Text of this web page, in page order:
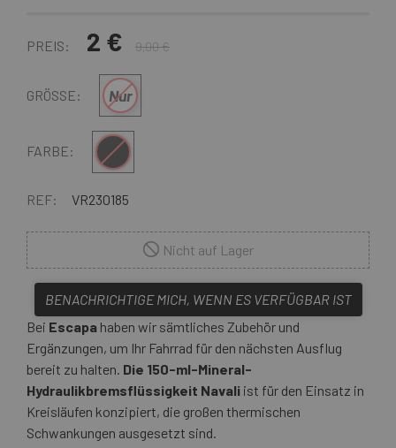
PREIS: 2 € 9,00 €
GRÖSSE: Nur
FARBE: Multi
REF: VR230185
Nicht auf Lager
BENACHRICHTIGE MICH, WENN ES VERFÜGBAR IST
Bei Escapa haben wir sämtliches Zubehör und
Ergänzungen, um Ihr Fahrrad für den nächsten Ausflug
bereit zu halten. Die 150-ml-Mineral-
Hydraulikbremsflüssigkeit Navali ist für den Einsatz in
Kreisläufen konzipiert, die großen thermischen
Schwankungen ausgesetzt sind.